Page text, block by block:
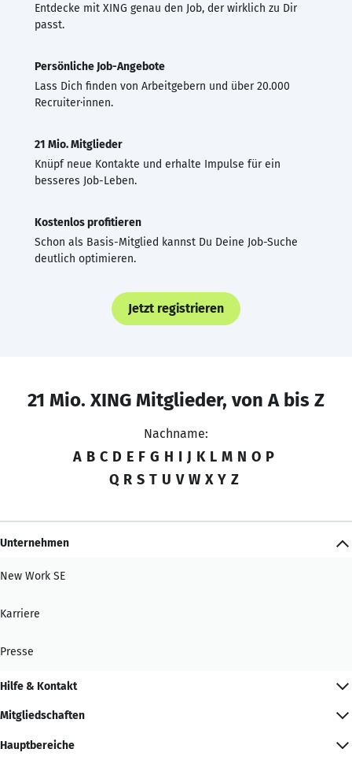
Entdecke mit XING genau den Job, der wirklich zu Dir
passt.
Persönliche Job-Angebote
Lass Dich finden von Arbeitgebern und über 20.000
Recruiter·innen.
21 Mio. Mitglieder
Knüpf neue Kontakte und erhalte Impulse für ein
besseres Job-Leben.
Kostenlos profitieren
Schon als Basis-Mitglied kannst Du Deine Job-Suche
deutlich optimieren.
Jetzt registrieren
21 Mio. XING Mitglieder, von A bis Z
Nachname:
A B C D E F G H I J K L M N O P
Q R S T U V W X Y Z
Unternehmen
New Work SE
Karriere
Presse
Hilfe & Kontakt
Mitgliedschaften
Hauptbereiche